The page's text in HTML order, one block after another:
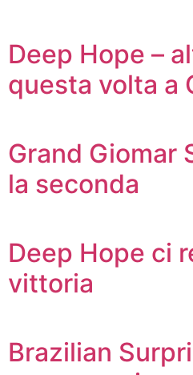
Deep Hope –
questa volta a
Grand Giomar
la seconda
Deep Hope ci
vittoria
Brazilian